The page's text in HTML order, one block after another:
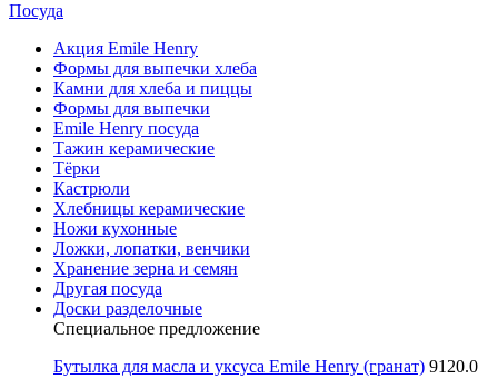
Посуда
Акция Emile Henry
Формы для выпечки хлеба
Камни для хлеба и пиццы
Формы для выпечки
Emile Henry посуда
Тажин керамические
Тёрки
Кастрюли
Хлебницы керамические
Ножи кухонные
Ложки, лопатки, венчики
Хранение зерна и семян
Другая посуда
Доски разделочные
Специальное предложение
Бутылка для масла и уксуса Emile Henry (гранат) 9120.0